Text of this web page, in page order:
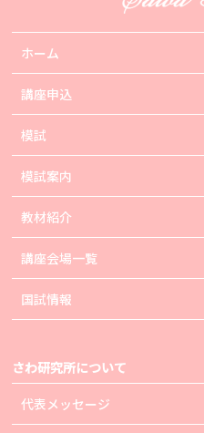
ホーム
講座申込
模試
模試案内
教材紹介
講座会場一覧
国試情報
さわ研究所について
代表メッセージ